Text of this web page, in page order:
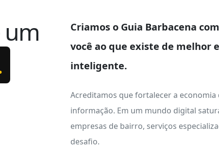
um
Criamos o Guia Barbacena
você ao que existe de melhor
inteligente.
Acreditamos que fortalecer a economia
informação. Em um mundo digital
empresas de bairro, serviços
desafio.